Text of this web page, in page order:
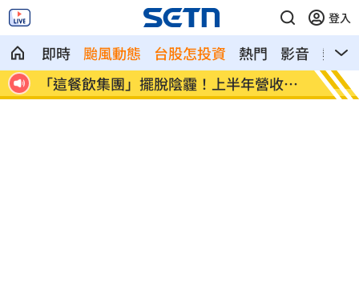
登入
即時 颱風動態 台股怎投資 熱門 影音
熱搜
分
「這餐飲集團」擺脫陰霾！上半年營收創
高
賓士